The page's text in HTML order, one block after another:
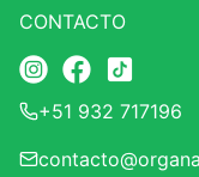
Correo
CONTACTO
+51 932 717196